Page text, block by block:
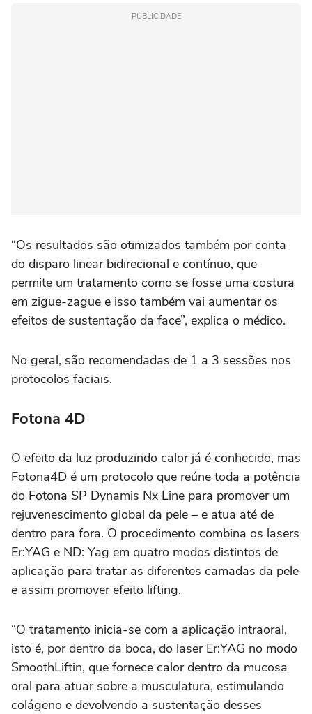
PUBLICIDADE
“Os resultados são otimizados também por conta
do disparo linear bidirecional e contínuo, que
permite um tratamento como se fosse uma costura
em zigue-zague e isso também vai aumentar os
efeitos de sustentação da face”, explica o médico.
No geral, são recomendadas de 1 a 3 sessões nos
protocolos faciais.
Fotona 4D
O efeito da luz produzindo calor já é conhecido, mas
Fotona4D é um protocolo que reúne toda a potência
do Fotona SP Dynamis Nx Line para promover um
rejuvenescimento global da pele – e atua até de
dentro para fora. O procedimento combina os lasers
Er:YAG e ND: Yag em quatro modos distintos de
aplicação para tratar as diferentes camadas da pele
e assim promover efeito lifting.
“O tratamento inicia-se com a aplicação intraoral,
isto é, por dentro da boca, do laser Er:YAG no modo
SmoothLiftin, que fornece calor dentro da mucosa
oral para atuar sobre a musculatura, estimulando
colágeno e devolvendo a sustentação desses